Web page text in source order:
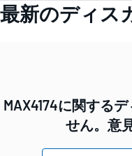
最新のディス
MAX4174に関する
せん。意